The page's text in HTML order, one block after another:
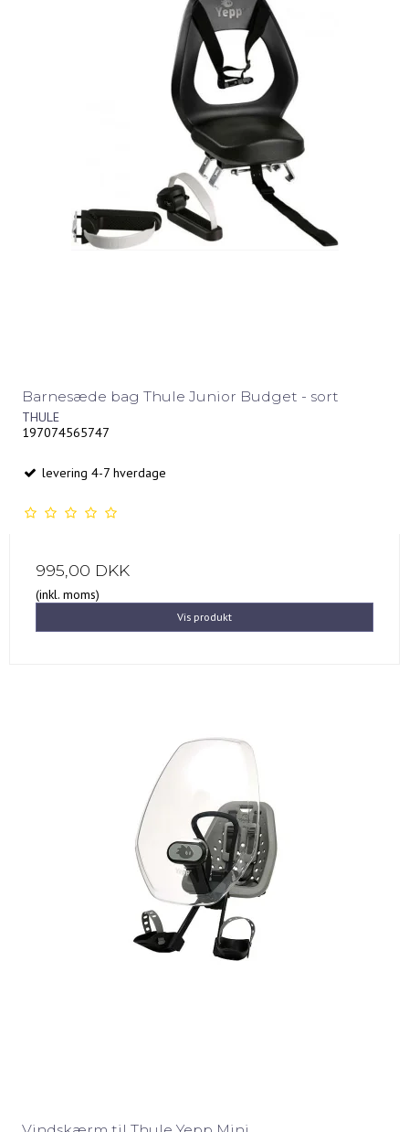
Barnesæde bag Thule Junior Budget - sort
THULE
197074565747
levering 4-7 hverdage
995,00 DKK
(inkl. moms)
Vis produkt